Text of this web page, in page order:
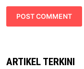
ARTIKEL TERKINI